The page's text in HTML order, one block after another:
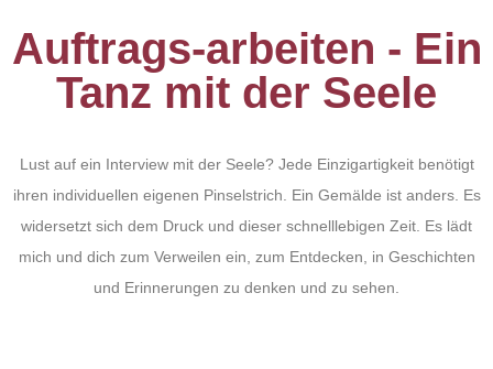
Auftrags-arbeiten - Ein
Tanz mit der Seele
Lust auf ein Interview mit der Seele? Jede Einzigartigkeit benötigt
ihren individuellen eigenen Pinselstrich. Ein Gemälde ist anders. Es
widersetzt sich dem Druck und dieser schnelllebigen Zeit. Es lädt
mich und dich zum Verweilen ein, zum Entdecken, in Geschichten
und Erinnerungen zu denken und zu sehen.